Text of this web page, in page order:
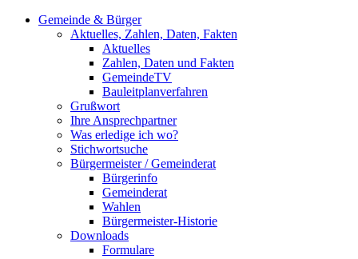
Gemeinde & Bürger
Aktuelles, Zahlen, Daten, Fakten
Aktuelles
Zahlen, Daten und Fakten
GemeindeTV
Bauleitplanverfahren
Grußwort
Ihre Ansprechpartner
Was erledige ich wo?
Stichwortsuche
Bürgermeister / Gemeinderat
Bürgerinfo
Gemeinderat
Wahlen
Bürgermeister-Historie
Downloads
Formulare